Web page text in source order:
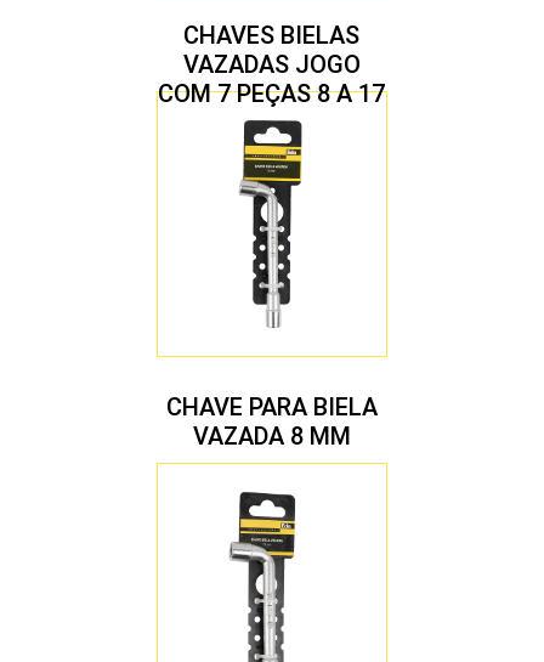
CHAVES BIELAS
VAZADAS JOGO
COM 7 PEÇAS 8 A 17
MM
CHAVE PARA BIELA
VAZADA 8 MM